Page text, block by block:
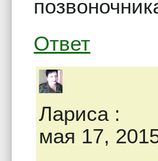
Ответ
Лариса:
мая 17,